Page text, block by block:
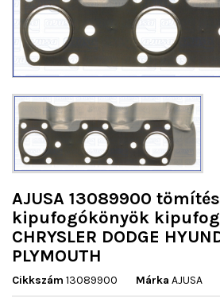
AJUSA 13089900
kipufogókönyök
CHRYSLER DODGE
PLYMOUTH
Cikkszám 13089900 Márka AJUSA